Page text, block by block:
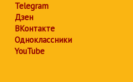
Telegram
Дзен
ВКонтакте
Одноклассники
YouTube